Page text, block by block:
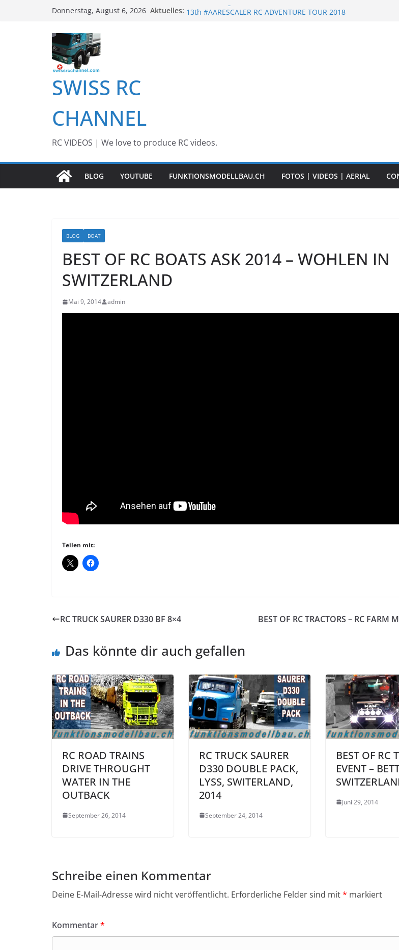
Donnerstag, August 6, 2026 Aktuelles: Awesome Big RC Scale Boats
SWISS RC
CHANNEL
RC VIDEOS | We love to produce RC videos.
BLOG YOUTUBE FUNKTIONSMODELLBAU.CH FOTOS | VIDEOS | AERIAL
BLOG BOAT
BEST OF RC BOATS ASK 2014 – WOHLEN IN
SWITZERLAND
Mai 9, 2014 admin
Teilen mit:
RC TRUCK SAURER D330 BF 8×4 BEST OF RC TRACTORS – RC FARM
Das könnte dir auch gefallen
RC ROAD TRAINS
DRIVE THROUGHT
WATER IN THE
OUTBACK
September 26, 2014
RC TRUCK SAURER
D330 DOUBLE PACK,
LYSS, SWITERLAND,
2014
September 24, 2014
BEST OF RC
EVENT –
Juni 29, 2014
Schreibe einen Kommentar
Deine E-Mail-Adresse wird nicht veröffentlicht. Erforderliche Felder sind mit* markiert
Kommentar*